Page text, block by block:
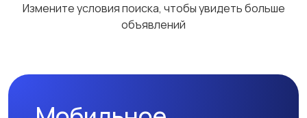
Измените условия поиска, чтобы увидеть больше
объявлений